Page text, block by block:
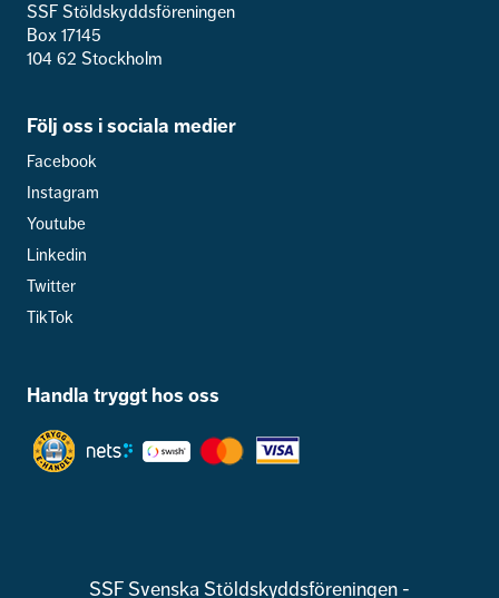
SSF Stöldskyddsföreningen
Box 17145
104 62 Stockholm
Följ oss i sociala medier
Facebook
Instagram
Youtube
Linkedin
Twitter
TikTok
Handla tryggt hos oss
SSF Svenska Stöldskyddsföreningen -